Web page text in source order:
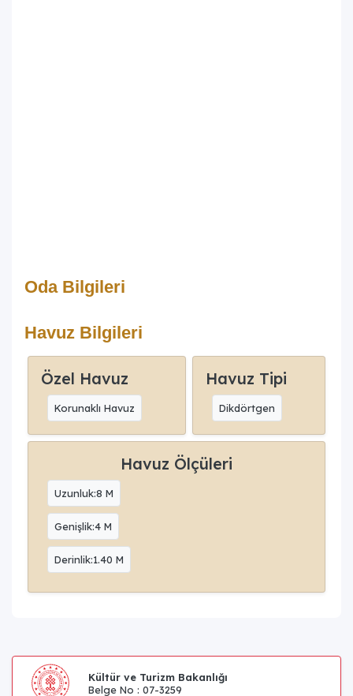
Oda Bilgileri
Havuz Bilgileri
Özel Havuz
Korunaklı Havuz
Havuz Tipi
Dikdörtgen
Havuz Ölçüleri
Uzunluk:8 M
Genişlik:4 M
Derinlik:1.40 M
Kültür ve Turizm Bakanlığı
Belge No : 07-3259